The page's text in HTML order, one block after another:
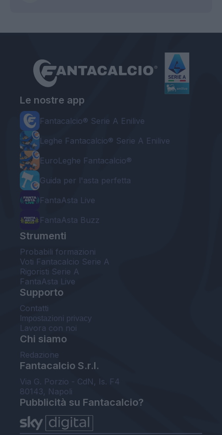
Le nostre app
Fantacalcio® Serie A Enilive
Leghe Fantacalcio® Serie A Enilive
EuroLeghe Fantacalcio®
Guida per l'asta perfetta
FantaAsta Live
FantaAsta Buzz
Strumenti
Probabili formazioni
Voti Fantacalcio Serie A
Rigoristi Serie A
FantaAsta Live
Supporto
Contatti
Impostazioni privacy
Lavora con noi
Chi siamo
Redazione
Fantacalcio S.r.l.
Via G. Porzio - CdN, Is. F4
80143, Napoli
Pubblicità su Fantacalcio?